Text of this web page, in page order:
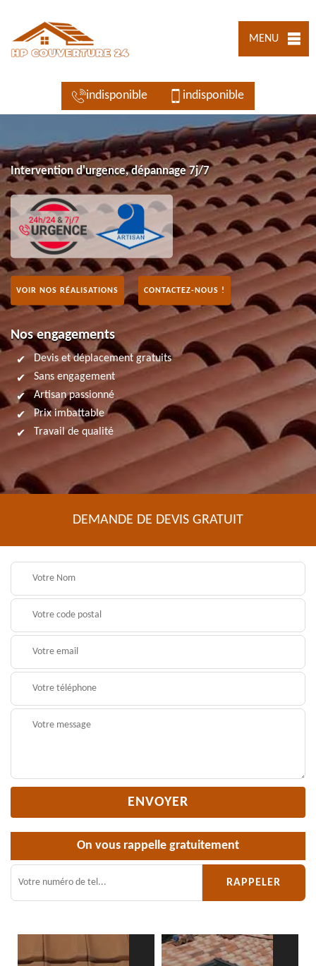
MENU
indisponible indisponible
Intervention d'urgence, dépannage 7j/7
VOIR NOS RÉALISATIONS CONTACTEZ-NOUS !
Nos engagements
Devis et déplacement gratuits
Sans engagement
Artisan passionné
Prix imbattable
Travail de qualité
DEMANDE DE DEVIS GRATUIT
On vous rappelle gratuitement